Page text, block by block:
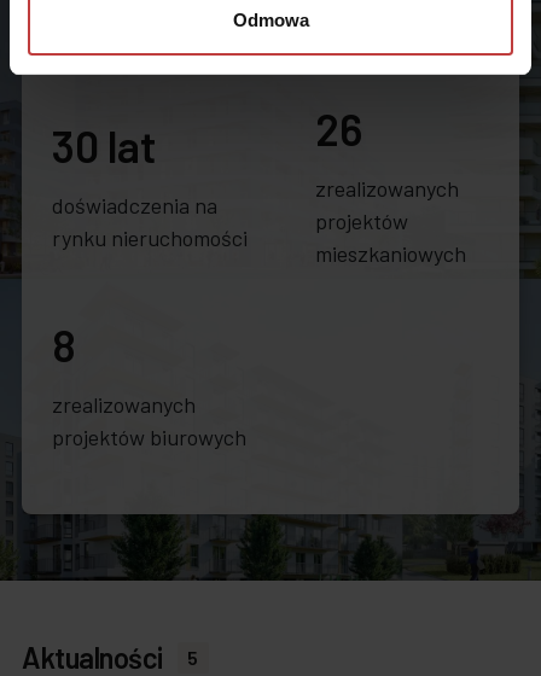
Odmowa
30 lat
doświadczenia na
rynku nieruchomości
26
zrealizowanych
projektów
mieszkaniowych
8
zrealizowanych
projektów biurowych
Aktualności 5